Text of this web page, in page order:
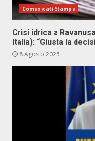
Comunicati Stampa
Crisi idrica a
Italia): “Giusta la
8 Agosto 2026